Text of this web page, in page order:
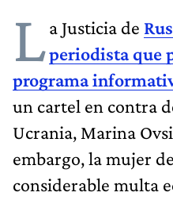
La Justicia de
periodista que
programa
un cartel en contra
Ucrania, Marina
embargo, la mujer
considerable multa